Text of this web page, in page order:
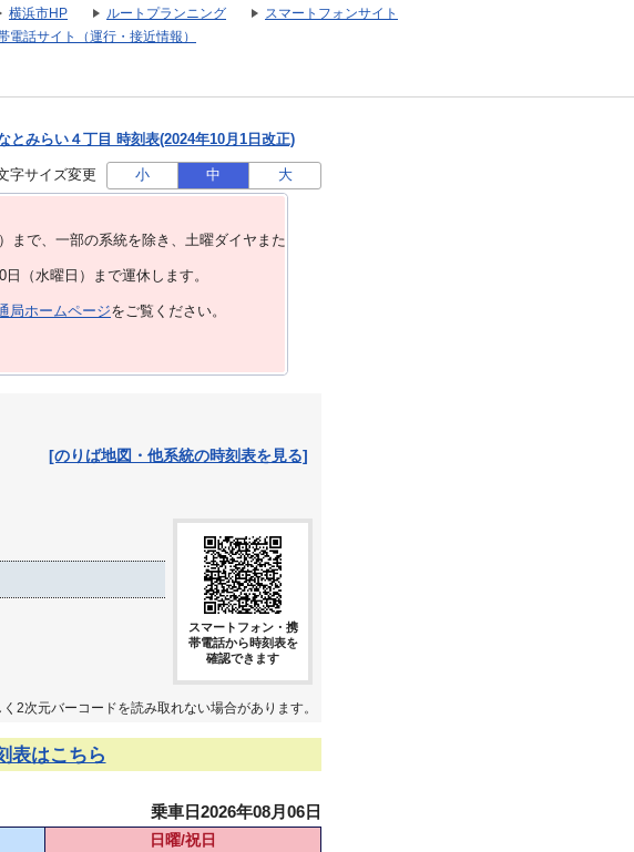
横浜市HP ルートプランニング
スマートフォンサイト
電話サイト（運行・接近情報）
とみらい４丁目 時刻表(2024年10月1日改正)
字サイズ変更 小 中 大
まで、⼀部の系統を除き、⼟曜ダイヤまた
（水曜日）まで運休します。
局ホームページをご覧ください。
[のりば地図・他系統の時刻表を見る]
スマートフォン・携
帯電話から時刻表を
確認できます
2次元バーコードを読み取れない場合があります。
表はこちら
乗車日2026年08月06日
日曜/祝日